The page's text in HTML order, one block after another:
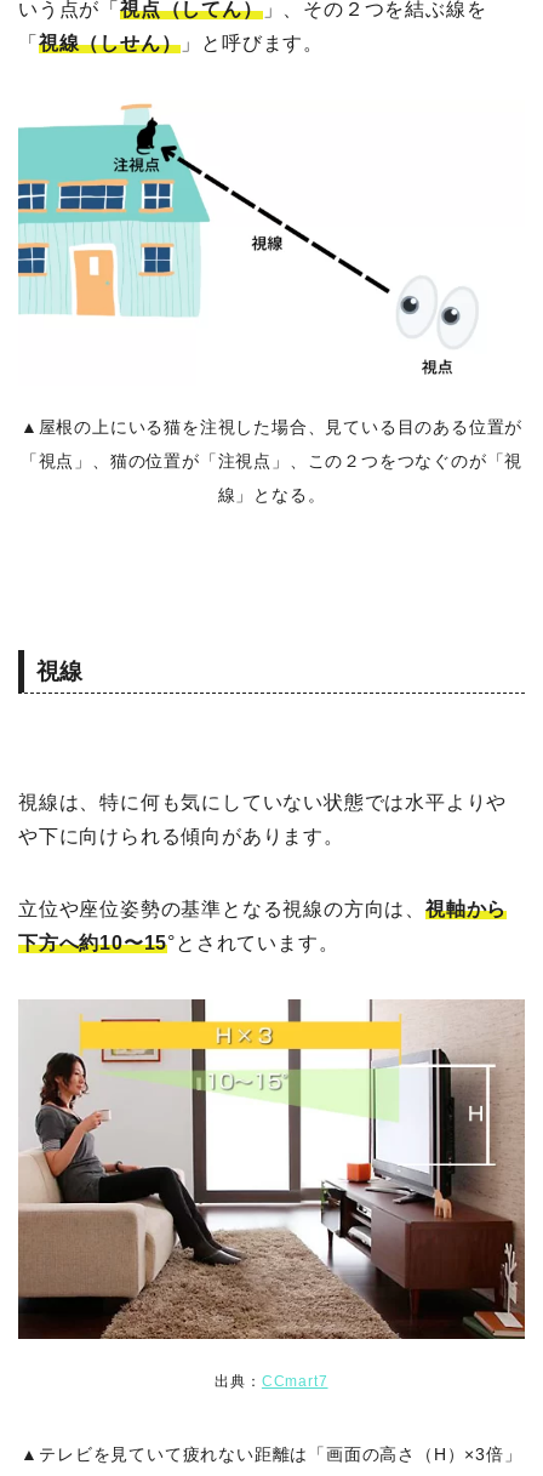
いう点が「 視点（してん）」、その２つを結ぶ線を
「 視線（しせん） 」と呼びます。
▲屋根の上にいる猫を注視した場合、見ている目のある位置が
「視点」、猫の位置が「注視点」、この２つをつなぐのが「視
線」となる。
視線
視線は、特に何も気にしていない状態では水平よりや
や下に向けられる傾向があります。
立位や座位姿勢の基準となる視線の方向は、 視軸から
下方へ約10〜15°とされています。
出典： CCmart7
▲テレビを見ていて疲れない距離は「画面の高さ（H）×3倍」